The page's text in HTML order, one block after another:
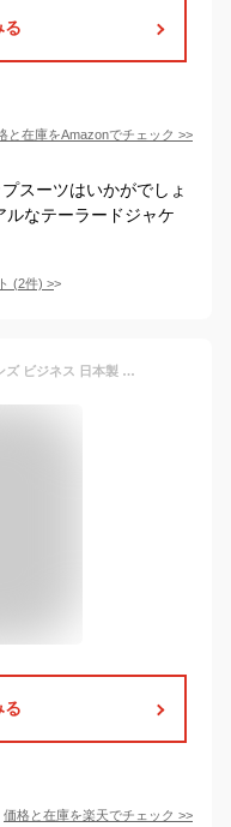
る
と在庫をAmazonでチェック >>
スーツはいかがでしょ
ルなテーラードジャケ
(2件) >
ビジネスカジュアル ジャケット メンズ ビジネス 日本製 50代 40代 アウター ビジカジ テーラードジャケット 秋 デニムテーラード ファッション メンズジャケット カジュアルジャケット カジュアル ストレッチ メンズファッション デニム テーラー テーラード
る
価格と在庫を楽天でチェック >>